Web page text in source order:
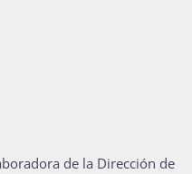
de la Dirección de